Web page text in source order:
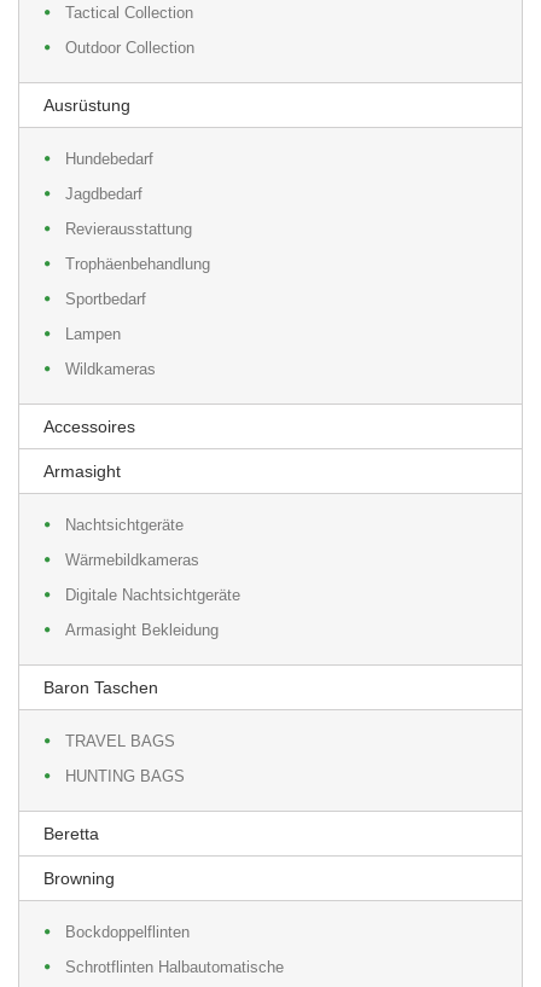
Tactical Collection
Outdoor Collection
Ausrüstung
Hundebedarf
Jagdbedarf
Revierausstattung
Trophäenbehandlung
Sportbedarf
Lampen
Wildkameras
Accessoires
Armasight
Nachtsichtgeräte
Wärmebildkameras
Digitale Nachtsichtgeräte
Armasight Bekleidung
Baron Taschen
TRAVEL BAGS
HUNTING BAGS
Beretta
Browning
Bockdoppelflinten
Schrotflinten Halbautomatische